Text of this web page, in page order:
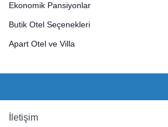
Ekonomik Pansiyonlar
Butik Otel Seçenekleri
Apart Otel ve Villa
İletişim